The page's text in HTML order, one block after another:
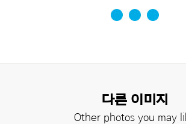
다른 이미지
Other photos you may